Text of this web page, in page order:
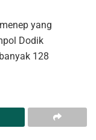
yang
Dodik
128